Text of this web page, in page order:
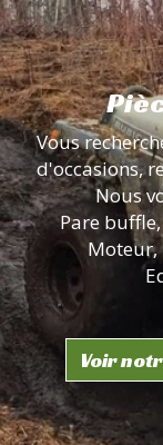
Vous
d'occasions,
Nous
Pare buffle,
Moteur,
Voir